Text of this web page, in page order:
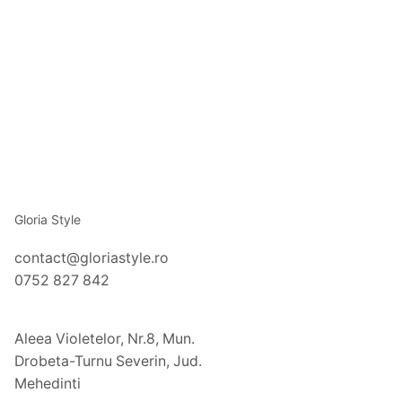
Gloria Style
contact@gloriastyle.ro
0752 827 842
Aleea Violetelor, Nr.8, Mun.
Drobeta-Turnu Severin, Jud.
Mehedinti